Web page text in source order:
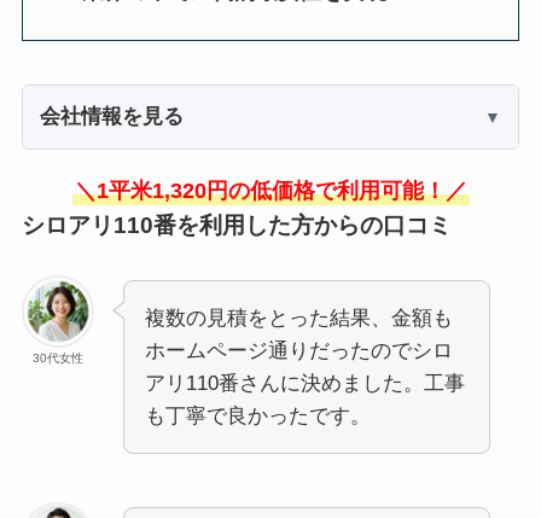
会社情報を見る
＼1平米1,320円の低価格で利用可能！／
シロアリ110番を利用した方からの口コミ
30代女性
複数の見積をとった結果、金額も
ホームページ通りだったのでシロ
アリ110番さんに決めました。工事
も丁寧で良かったです。